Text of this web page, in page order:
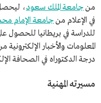
بكالوريوس
محطات مهنية
رئيس لجنة
مرشح
(فيينا).
عضو مجلس
الإلكتروني.
منجامعة الملك سعود،
في الإعلام منجامعة الإمام
للدراسة في بريطانيا
المعلومات والأخبار
درجة الدكتوراه في الصحافة
مسيرته المهنية